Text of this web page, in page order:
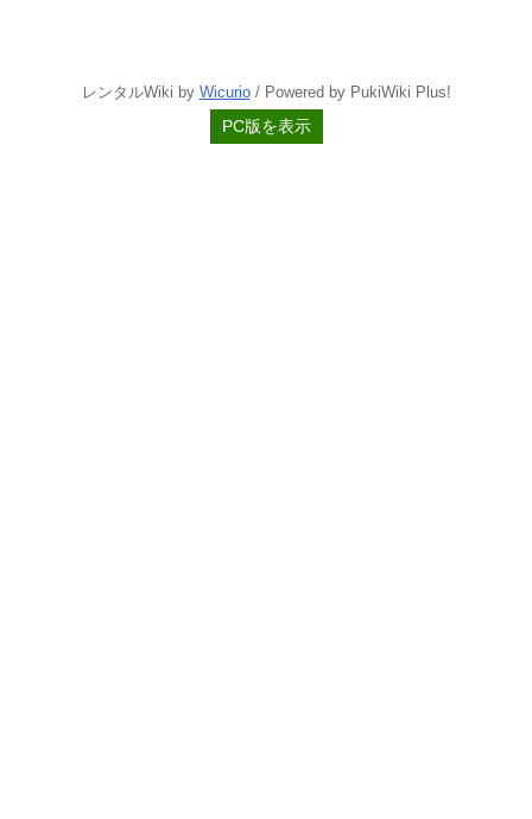
レンタルWiki by Wicurio/ Powered by PukiWiki Plus!
PC版を表示